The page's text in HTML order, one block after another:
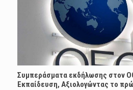
Συμπεράσματα εκδήλωσης στον
Εκπαίδευση, Αξιολογώντας το